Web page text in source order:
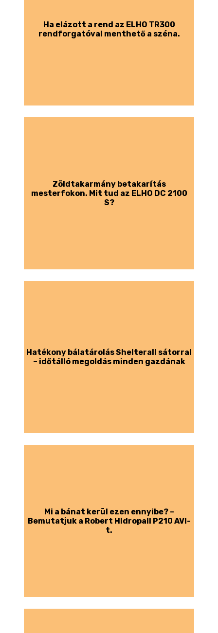
Ha elázott a rend az ELHO TR300
rendforgatóval menthető a széna.
Zöldtakarmány betakarítás
mesterfokon. Mit tud az ELHO DC 2100
S?
Hatékony bálatárolás Shelterall sátorral
– időtálló megoldás minden gazdának
Mi a bánat kerül ezen ennyibe? –
Bemutatjuk a Robert Hidropail P210 AVI-
t.